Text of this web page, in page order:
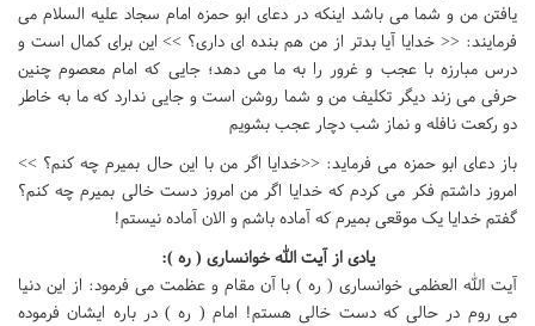
یافتن من و شما می باشد اینکه در دعای ابو حمزه امام سجاد علیه السلام می
فرمایند: << خدایا آیا بدتر از من هم بنده ای داری؟ >> این برای کمال است و
درس مبارزه با عجب و غرور را به ما می دهد؛ جایی که امام معصوم چنین
حرفی می زند دیگر تکلیف من و شما روشن است و جایی ندارد که ما به خاطر
دو رکعت نافله و نماز شب دچار عجب بشویم
باز دعای ابو حمزه می فرماید: <<خدایا اگر من با این حال بمیرم چه کنم؟ >>
امروز داشتم فکر می کردم که خدایا اگر من امروز دست خالی بمیرم چه کنم؟
گفتم خدایا یک موقعی بمیرم که آماده باشم و الان آماده نیستم!
یادی از آیت الله خوانساری ( ره ):
آیت الله العظمی خوانساری ( ره ) با آن مقام و عظمت می فرمود: از این دنیا
می روم در حالی که دست خالی هستم! امام ( ره ) در باره ایشان فرموده